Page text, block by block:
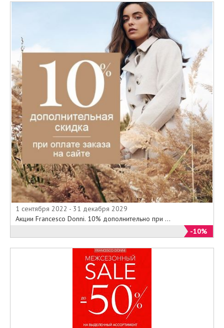
1 сентября 2022 - 31 декабря 2029
Акции Francesco Donni. 10% дополнительно при ...
-10%